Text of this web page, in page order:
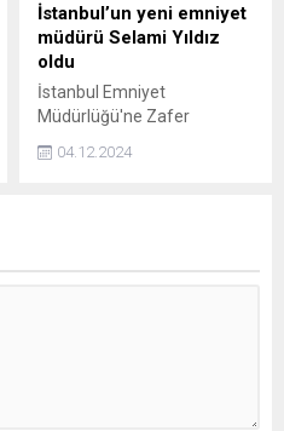
İstanbul’un yeni emniyet
müdürü Selami Yıldız
oldu
İstanbul Emniyet
Müdürlüğü'ne Zafer
Genel Müdür Yardımcısı ve
04.12.2024